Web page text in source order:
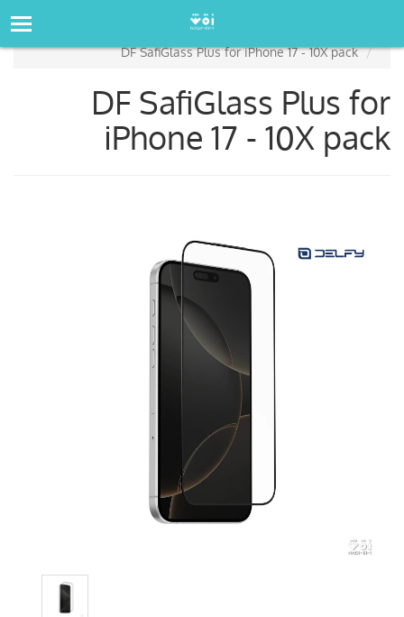
DF SafiGlass Plus for iPhone 17 - 10X pack
DF SafiGlass Plus for
iPhone 17 - 10X pack